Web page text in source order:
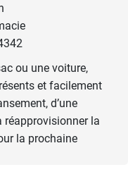
de secours
x 7 cm
d'alcool (70%)
ou une voiture,
et facilement
d’une
réapprovisionner la
la prochaine